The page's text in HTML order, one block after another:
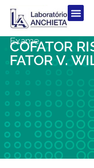
Exame
COFATOR
FATOR V.